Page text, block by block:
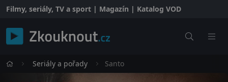
Filmy, seriály, TV a sport | Magazín | Katalog VOD
Seriály a pořady Santo